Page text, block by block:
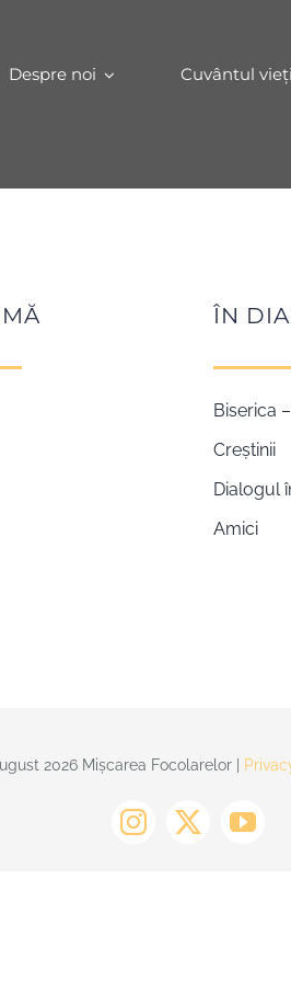
Despre noi Cuvântul
ÎN
Biserica
Creștinii
Dialogul
Amici
2026 Mișcarea Focolarelor |